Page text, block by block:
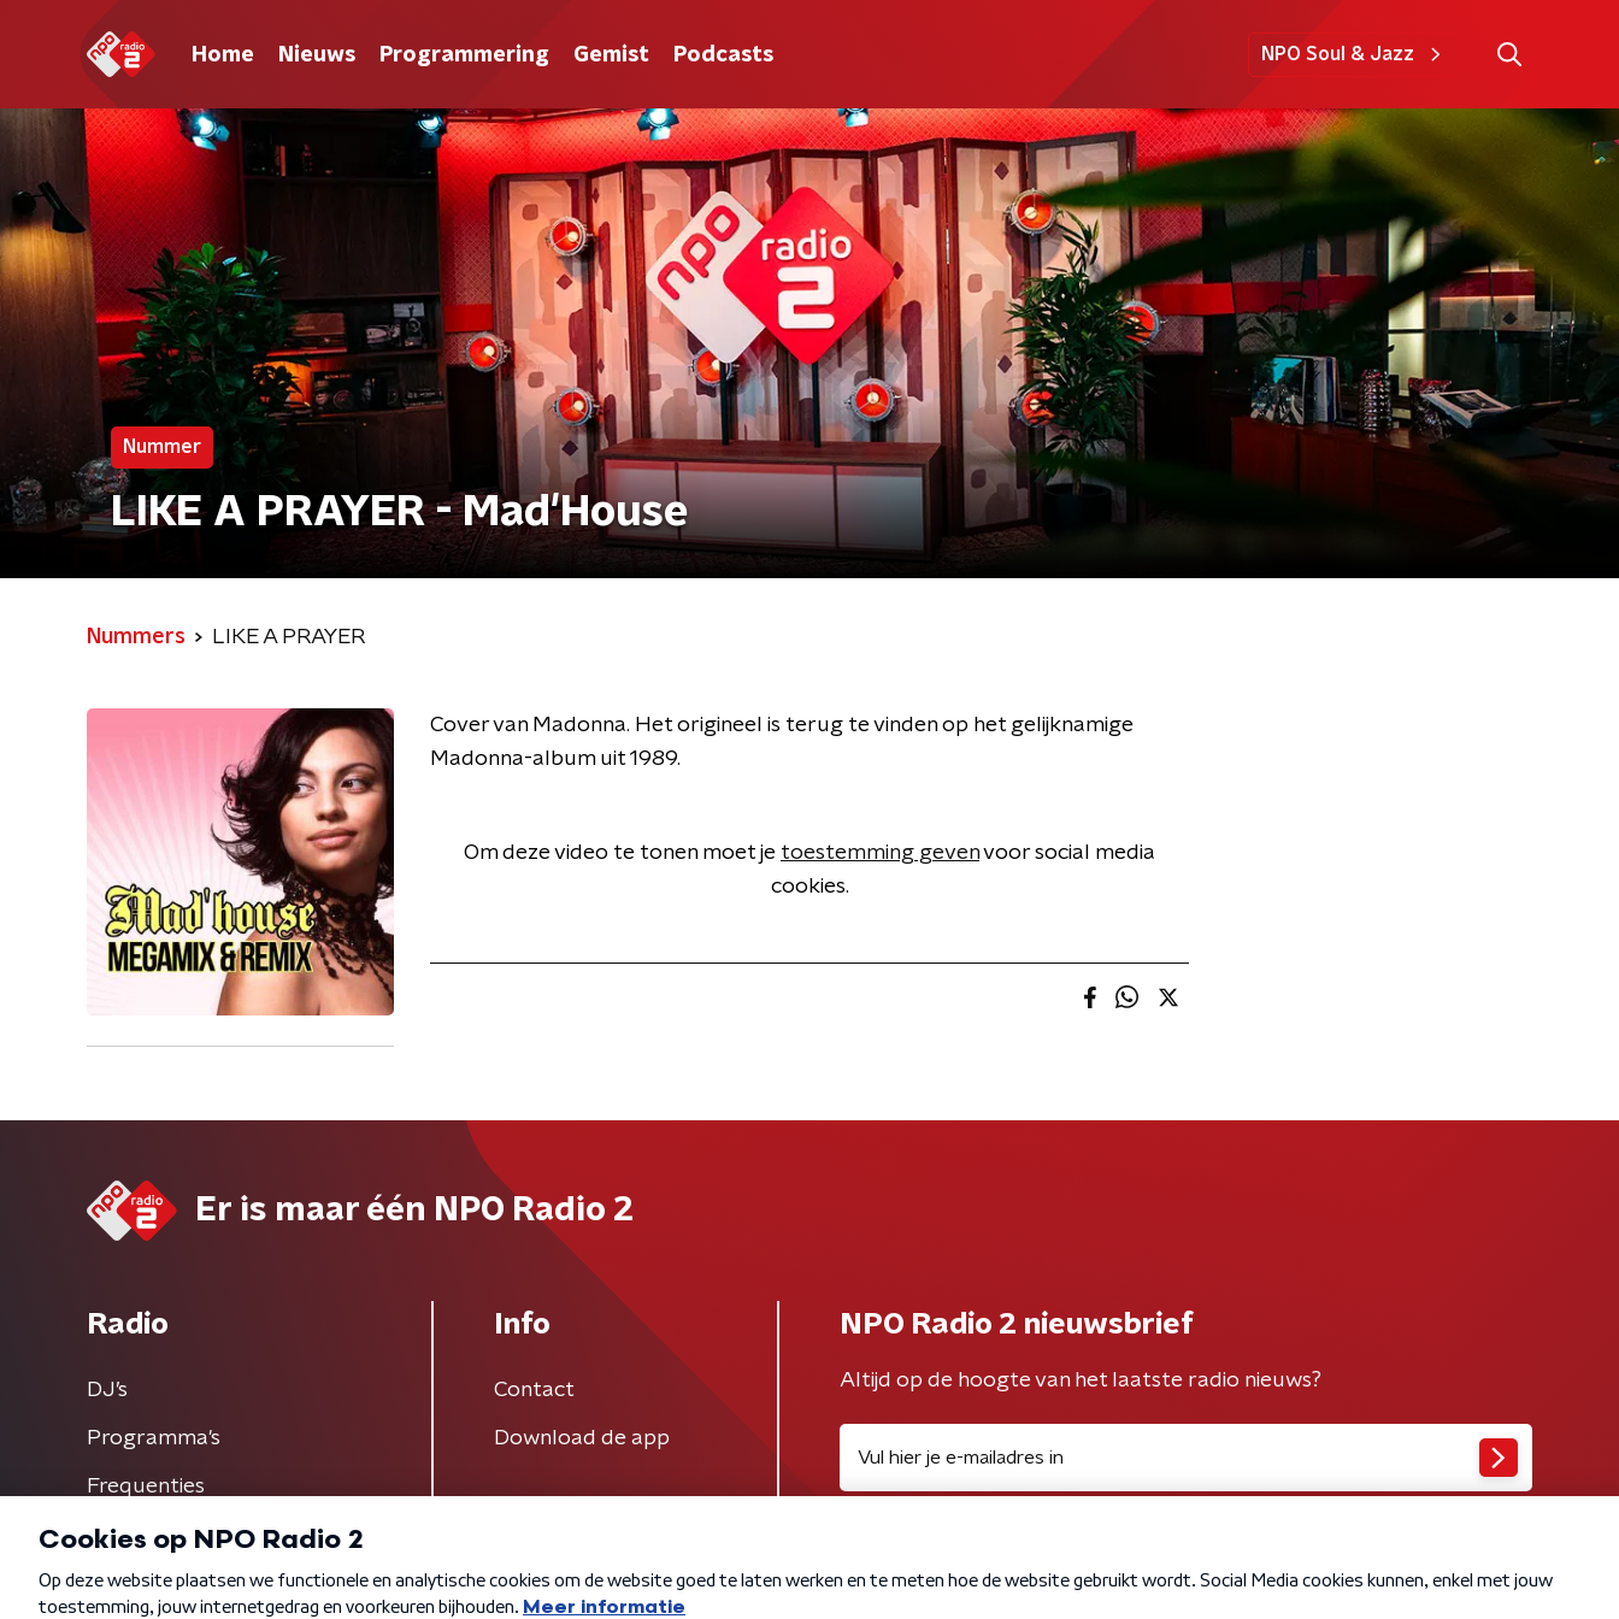
Home Nieuws Programmering Gemist Podcasts NPO Soul & Jazz
Nummer
LIKE A PRAYER - Mad'House
Nummers LIKE A PRAYER
Cover van Madonna. Het origineel is terug te vinden op het gelijknamige
Madonna-album uit 1989.
Om deze video te tonen moet je toestemming gevenvoor social media
cookies.
Er is maar één NPO Radio 2
Radio
DJ’s
Programma's
Frequenties
Info
Contact
Download de app
NPO Radio 2 nieuwsbrief
Altijd op de hoogte van het laatste radio nieuws?